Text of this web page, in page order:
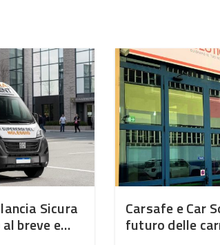
Sicura
breve e
Carsafe e Car
futuro delle